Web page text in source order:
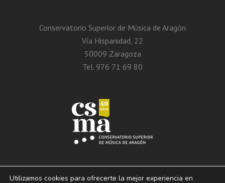
Conservatorio Superior de Música de Aragón
Vía Hispanidad, 22
50009 Zaragoza
Tel. 976 71 69 80
Utilizamos cookies para ofrecerte la mejor experiencia en